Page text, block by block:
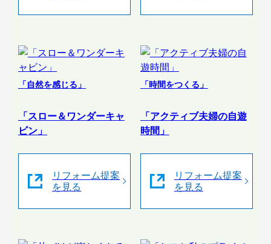
「自然を感じる」
「スロー＆ワンダーキャ
ビン」
リフォーム提案
を見る
「時間をつくる」
「アクティブ夫婦の自遊
時間」
リフォーム提案
を見る